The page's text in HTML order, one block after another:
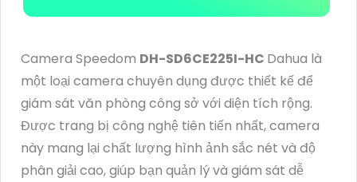
Camera Speedom DH-SD6CE225I-HC Dahua là
một loại camera chuyên dụng được thiết kế để
giám sát văn phòng công sở với diện tích rộng.
Được trang bị công nghệ tiên tiến nhất, camera
này mang lại chất lượng hình ảnh sắc nét và độ
phân giải cao, giúp bạn quản lý và giám sát dễ